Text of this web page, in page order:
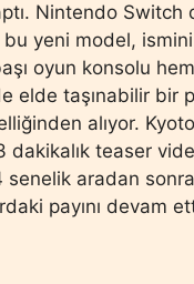
Nintendo Switch
bu yeni model,
oyun konsolu
elde taşınabilir bir
alıyor.
dakikalık teaser
senelik aradan
payını devam